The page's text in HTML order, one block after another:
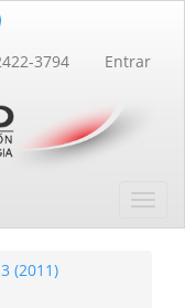
3794 Entrar
(2011)